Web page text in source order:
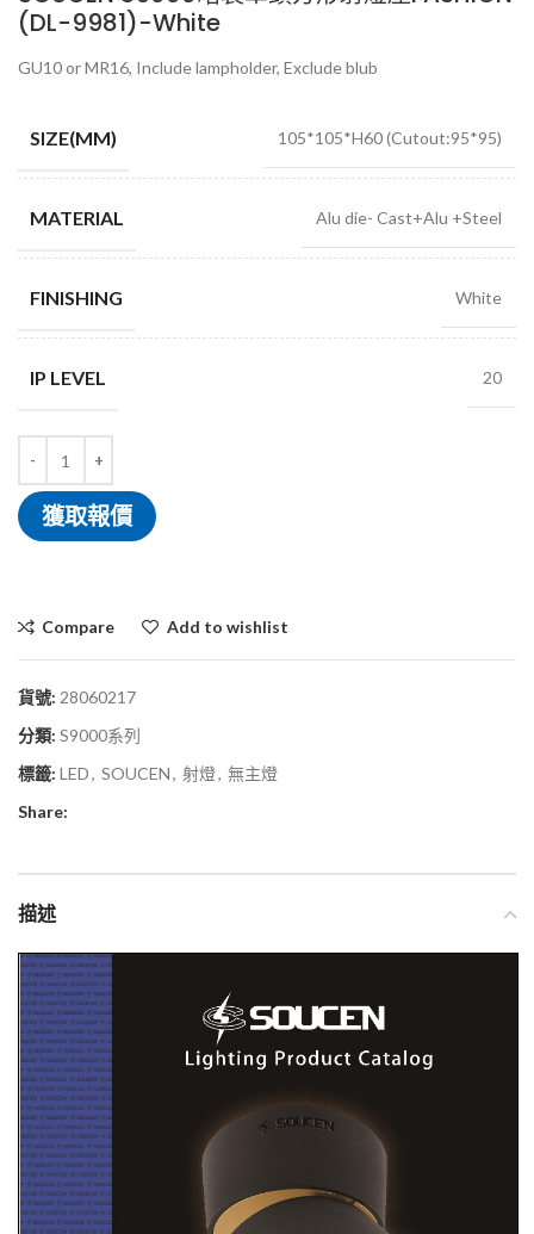
(DL-9981)-White
GU10 or MR16, Include lampholder, Exclude blub
SIZE(MM) 105*105*H60 (Cutout:95*95)
MATERIAL Alu die- Cast+Alu +Steel
FINISHING White
IP LEVEL 20
獲取報價
Compare Add to wishlist
貨號: 28060217
分類: S9000系列
標籤: LED, SOUCEN, 射燈, 無主燈
Share:
描述